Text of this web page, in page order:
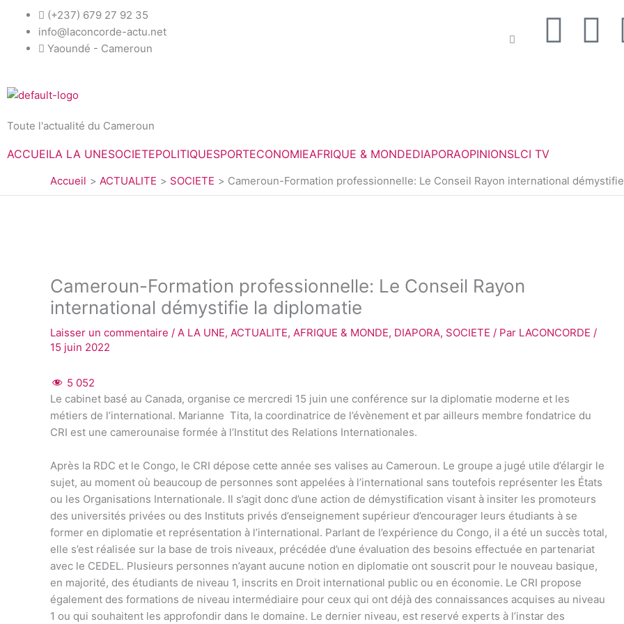
(+237) 679 27 92 35
info@laconcorde-actu.net
Yaoundé - Cameroun
F
b
o
T
t
e
Toute l'actualité du Cameroun
ACCUEILA LA UNESOCIETEPOLITIQUESPORTECONOMIEAFRIQUE & MONDEDIAPORAOPINIONSLCI TV
Accueil ACTUALITE SOCIETE Cameroun-Formation professionnelle: Le Conseil Rayon international
Cameroun-Formation professionnelle: Le Conseil Rayon
international démystifie la diplomatie
Laisser un commentaire / A LA UNE, ACTUALITE, AFRIQUE & MONDE, DIAPORA, SOCIETE / Par LACONCORDE /
15 juin 2022
5 052
Le cabinet basé au Canada, organise ce mercredi 15 juin une conférence sur la diplomatie moderne et les
métiers de l’international. Marianne Tita, la coordinatrice de l’évènement et par ailleurs membre fondatrice du
CRI est une camerounaise formée à l’Institut des Relations Internationales.
Après la RDC et le Congo, le CRI dépose cette année ses valises au Cameroun. Le groupe a jugé utile d’élargir le
sujet, au moment où beaucoup de personnes sont appelées à l’international sans toutefois représenter les États
ou les Organisations Internationale. Il s’agit donc d’une action de démystification visant à insiter les promoteurs
des universités privées ou des Instituts privés d’enseignement supérieur d’encourager leurs étudiants à se
former en diplomatie et représentation à l’international. Parlant de l’expérience du Congo, il a été un succès total,
elle s’est réalisée sur la base de trois niveaux, précédée d’une évaluation des besoins effectuée en partenariat
avec le CEDEL. Plusieurs personnes n’ayant aucune notion en diplomatie ont souscrit pour le nouveau basique,
en majorité, des étudiants de niveau 1, inscrits en Droit international public ou en économie. Le CRI propose
également des formations de niveau intermédiaire pour ceux qui ont déjà des connaissances acquises au niveau
1 ou qui souhaitent les approfondir dans le domaine. Le dernier niveau, est reservé experts à l’instar des